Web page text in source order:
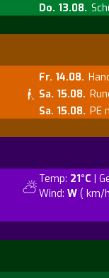
Do. 13.08.
Fr. 14.08.
Sa. 15.08.
Sa. 15.08. PE
Temp: 21°C |
Wind: W ( km/